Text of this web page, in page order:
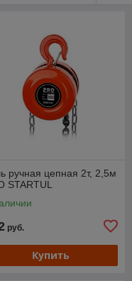
ручная цепная 2т, 2,5м
STARTUL
руб.
Купить